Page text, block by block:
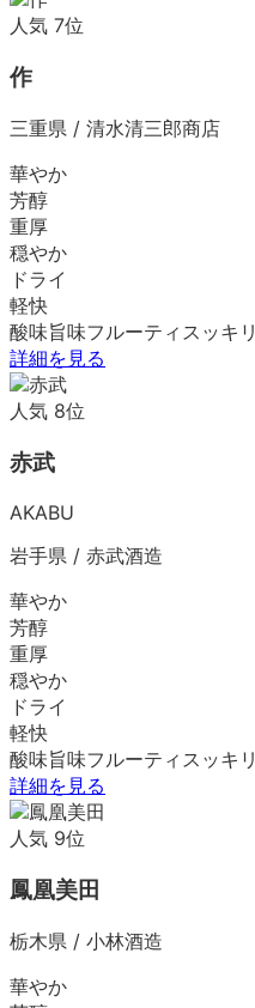
人気 7位
作
三重県 / 清水清三郎商店
華やか
芳醇
重厚
穏やか
ドライ
軽快
酸味旨味フルーティ スッキリ
詳細を見る
人気 8位
赤武
AKABU
岩手県 / 赤武酒造
華やか
芳醇
重厚
穏やか
ドライ
軽快
酸味旨味フルーティ スッキリ
詳細を見る
人気 9位
鳳凰美田
栃木県 / 小林酒造
華やか